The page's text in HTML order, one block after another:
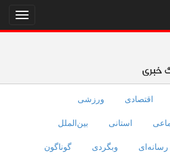
نمایش
منو
اقتصادی ورزشی
استانی بین‌الملل
رسانه‌ای وبگردی گوناگون